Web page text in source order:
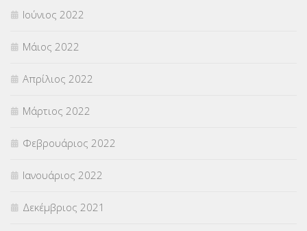
Ιούνιος 2022
Μάιος 2022
Απρίλιος 2022
Μάρτιος 2022
Φεβρουάριος 2022
Ιανουάριος 2022
Δεκέμβριος 2021